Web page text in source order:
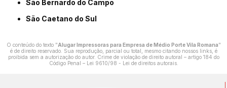
São Bernardo do Campo
São Caetano do Sul
O conteúdo do texto "Alugar Impressoras para Empresa de Médio Porte Vila Romana"
é de direito reservado. Sua reprodução, parcial ou total, mesmo citando nossos links, é
proibida sem a autorização do autor. Crime de violação de direito autoral – artigo 184 do
Código Penal – Lei 9610/98 - Lei de direitos autorais.